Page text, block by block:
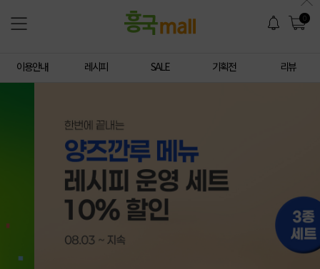
0
이용안내 레시피 SALE 기획전 리뷰